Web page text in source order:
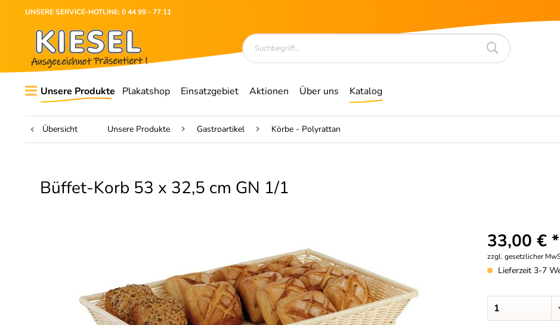
UNSERE SERVICE-HOTLINE: 0 44 99 - 77 11
Unsere Produkte Plakatshop Einsatzgebiet Aktionen Über uns Katalog
Übersicht Unsere Produkte Gastroartikel Körbe - Polyrattan
Büffet-Korb 53 x 32,5 cm GN 1/1
33,00 € *
zzgl. gesetzlicher
Lieferzeit 3-7